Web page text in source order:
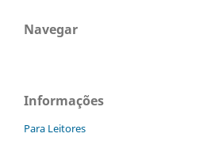
Navegar
Informações
Para Leitores